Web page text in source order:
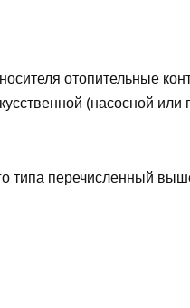
отопительные
(насосной или
типа перечисленный